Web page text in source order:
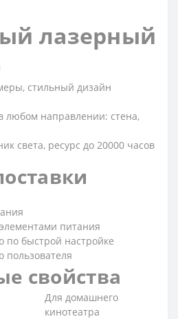
лазерный
стильный дизайн
любом направлении: стена,
света, ресурс до 20000 часов
питания
по быстрой настройке
пользователя
свойства
Для домашнего
кинотеатра